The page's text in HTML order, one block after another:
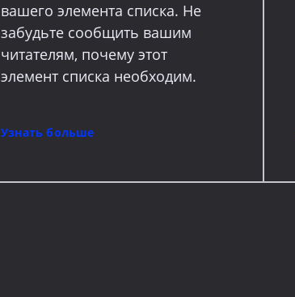
вашего элемента списка. Не
забудьте сообщить вашим
читателям, почему этот
элемент списка необходим.
Узнать больше